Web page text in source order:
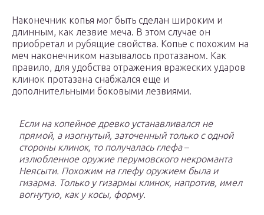
Наконечник копья мог быть сделан широким и
длинным, как лезвие меча. В этом случае он
приобретал и рубящие свойства. Копье с похожим на
меч наконечником называлось протазаном. Как
правило, для удобства отражения вражеских ударов
клинок протазана снабжался еще и
дополнительными боковыми лезвиями.
Если на копейное древко устанавливался не
прямой, а изогнутый, заточенный только с одной
стороны клинок, то получалась глефа–
излюбленное оружие перумовского некроманта
Неясыти. Похожим на глефу оружием была и
гизарма. Только у гизармы клинок, напротив, имел
вогнутую, как у косы, форму.